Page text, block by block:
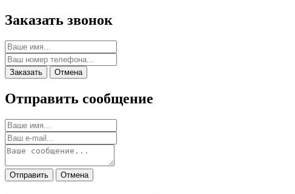
Заказать звонок
Заказать Отмена
Отправить сообщение
Отправить Отмена